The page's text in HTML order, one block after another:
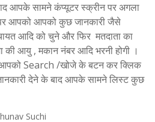
आपके सामने कंप्यूटर स्क्रीन पर अगला
आपको आपको कुछ जानकारी जैसे
आदि को चुने और फिर मतदाता का
की आयु , मकान नंबर आदि भरनी होगी ।
आपको Search /खोजे के बटन कर क्लिक
देने के बाद आपके सामने लिस्ट कुछ